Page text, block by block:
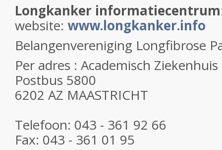
Longkanker informatiecentrum
website: www.longkanker.info
Belangenvereniging Longfibrose
Per adres : Academisch
Postbus 5800
6202 AZ MAASTRICHT
Telefoon: 043 - 361 92 66
Fax: 043 - 361 01 95